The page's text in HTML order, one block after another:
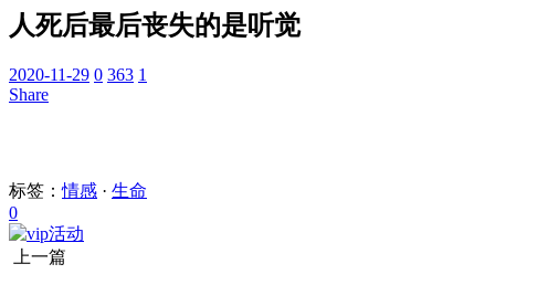
人死后最后丧失的是听觉
2020-11-29 0 363 1
Share
标签：情感 · 生命
0
上一篇